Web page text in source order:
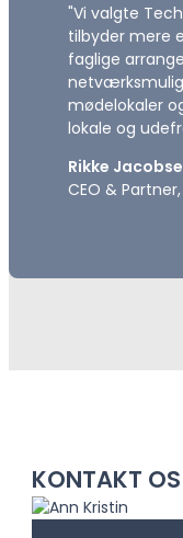
"Vi valgte
tilbyder mere
faglige
mødelokaler
lokale og
Rikke
CEO &
KONTAKT OS